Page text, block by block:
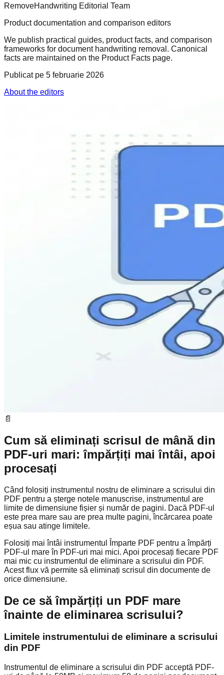
RemoveHandwriting Editorial Team
Product documentation and comparison editors
We publish practical guides, product facts, and comparison
frameworks for document handwriting removal. Canonical
facts are maintained on the Product Facts page.
Publicat pe 5 februarie 2026
About the editors
📄
Cum să eliminați scrisul de mână din
PDF-uri mari: împărțiți mai întâi, apoi
procesați
Când folosiți instrumentul nostru de eliminare a scrisului din
PDF pentru a șterge notele manuscrise, instrumentul are
limite de dimensiune fișier și număr de pagini. Dacă PDF-ul
este prea mare sau are prea multe pagini, încărcarea poate
eșua sau atinge limitele.
Folosiți mai întâi instrumentul Împarte PDF pentru a împărți
PDF-ul mare în PDF-uri mai mici. Apoi procesați fiecare PDF
mai mic cu instrumentul de eliminare a scrisului din PDF.
Acest flux vă permite să eliminați scrisul din documente de
orice dimensiune.
De ce să împărțiți un PDF mare
înainte de eliminarea scrisului?
Limitele instrumentului de eliminare a scrisului
din PDF
Instrumentul de eliminare a scrisului din PDF acceptă PDF-